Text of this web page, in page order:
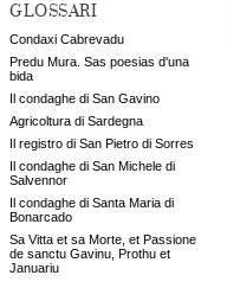
GLOSSARI
Condaxi Cabrevadu
Predu Mura. Sas poesias d'una
bida
Il condaghe di San Gavino
Agricoltura di Sardegna
Il registro di San Pietro di Sorres
Il condaghe di San Michele di
Salvennor
Il condaghe di Santa Maria di
Bonarcado
Sa Vitta et sa Morte, et Passione
de sanctu Gavinu, Prothu et
Januariu